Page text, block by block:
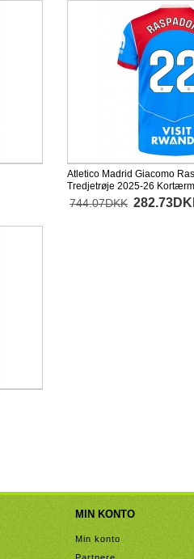
Atletico Madrid Giacomo
Tredjetrøje 2025-26
744.07DKK
MIN KONTO
Min konto